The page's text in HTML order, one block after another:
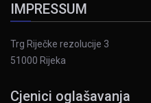
IMPRESSUM
Trg Riječke rezolucije 3
51000 Rijeka
Cjenici oglašavanja